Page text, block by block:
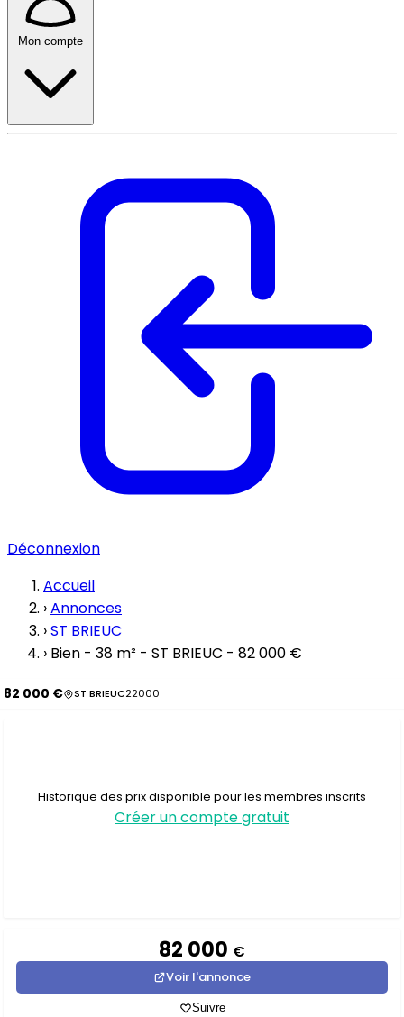
Mon compte
Déconnexion
Accueil
›Annonces
›ST BRIEUC
› Bien - 38 m² - ST BRIEUC - 82 000 €
82 000 € ST BRIEUC22000
Historique des prix disponible pour les membres inscrits
Créer un compte gratuit
82 000 €
Voir l'annonce
Suivre